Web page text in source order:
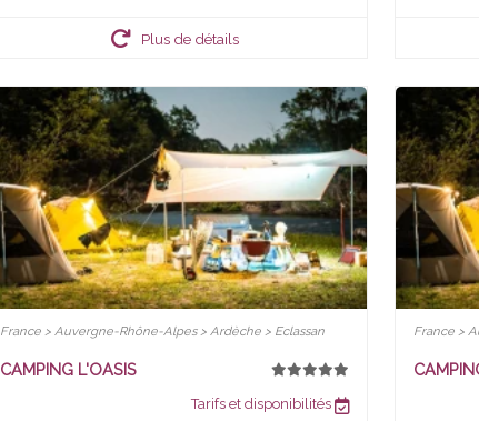
Plus de détails
France > Auvergne-Rhône-Alpes > Ardèche > Eclassan
CAMPING L'OASIS
Tarifs et disponibilités
France >